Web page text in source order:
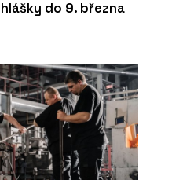
do 9. března